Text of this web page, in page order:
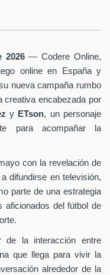
2026— Codere Online,
online en España y
nueva campaña rumbo
creativa encabezada por
yETson, un personaje
para acompañar la
con la revelación de
difundirse en televisión,
parte de una estrategia
aficionados del fútbol de
de la interacción entre
que llega para vivir la
alrededor de la